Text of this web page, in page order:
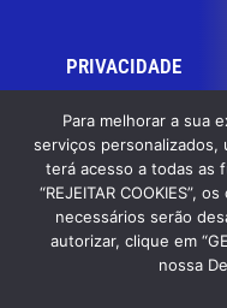
PRIVACIDADE
Termos de uso
© 2023 RBN 94,3 FM.
GB Dev
Para melhorar a sua
serviços personalizados,
terá acesso a todas as
“REJEITAR COOKIES”,
necessários serão
autorizar, clique em
nossa